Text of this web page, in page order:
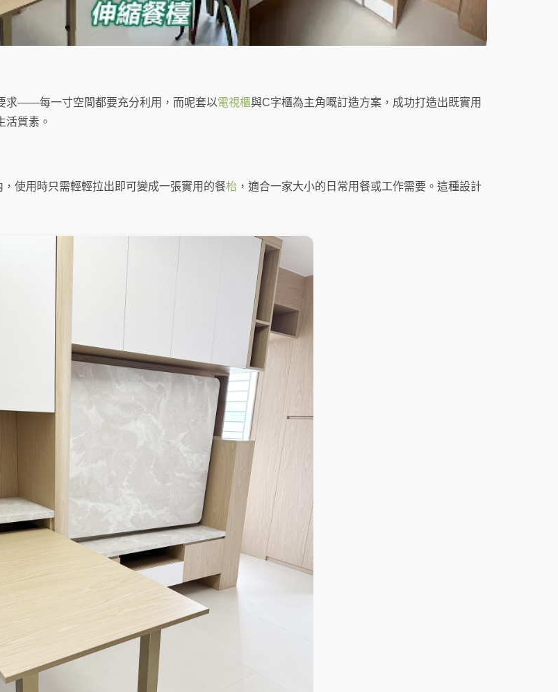
求——每一寸空間都要充分利用，而呢套以電視櫃與C字櫃為主角嘅訂造方案，成功打造出既實用
活質素。
，使用時只需輕輕拉出即可變成一張實用的餐枱 ，適合一家大小的日常用餐或工作需要。這種設計